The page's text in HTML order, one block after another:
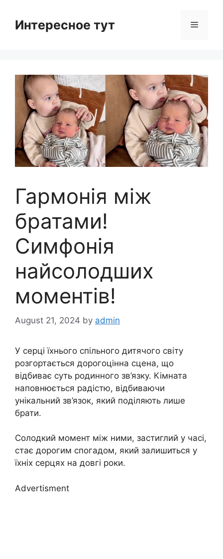
contentИнтересное тут Menu
Гармонія між
братами!
Симфонія
найсолодших
моментів!
August 21, 2024 by admin
У серці їхнього спільного дитячого світу
розгортається дорогоцінна сцена, що
відбиває суть родинного зв’язку. Кімната
наповнюється радістю, відбиваючи
унікальний зв’язок, який поділяють лише
брати.
Солодкий момент між ними, застиглий у часі,
стає дорогим спогадом, який залишиться у
їхніх серцях на довгі роки.
Advertisment